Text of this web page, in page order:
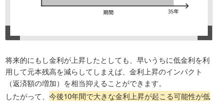
将来的にもし金利が上昇したとしても、早いうちに低金利を利
用して元本残高を減らしてしまえば、金利上昇のインパクト
（返済額の増加）を相当抑えることができます。
したがって、 今後10年間で大きな金利上昇が起こる可能性が低